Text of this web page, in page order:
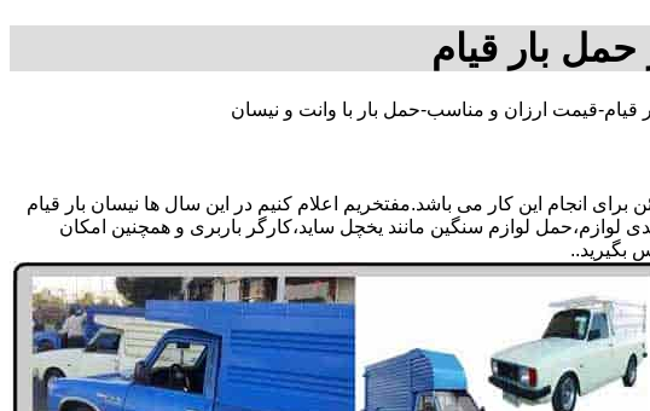
حمل بار قیام
قیام-قیمت ارزان و مناسب-حمل بار با وانت و نیسان
انجام این کار می باشد.مفتخریم اعلام کنیم در این سال ها نیسان بار قیام
لوازم،حمل لوازم سنگین مانند یخچل ساید،کارگر باربری و همچنین امکان